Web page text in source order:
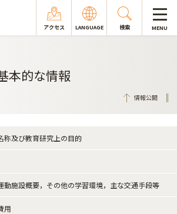
アクセス LANGUAGE 検索 MENU
本的な情報
情報公開
称及び教育研究上の目的
動施設概要，その他の学習環境，主な交通手段等
用